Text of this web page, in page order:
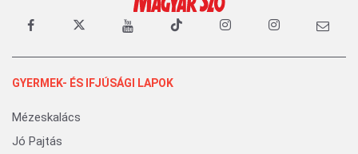
GYERMEK- ÉS IFJÚSÁGI LAPOK
Mézeskalács
Jó Pajtás